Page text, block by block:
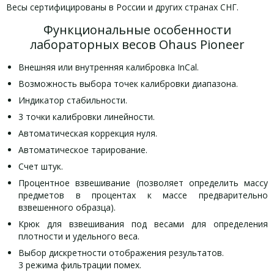
Весы сертифицированы в России и других странах СНГ.
Функциональные особенности
лабораторных весов Ohaus Pioneer
Внешняя или внутренняя калибровка InCal.
Возможность выбора точек калибровки диапазона.
Индикатор стабильности.
3 точки калибровки линейности.
Автоматическая коррекция нуля.
Автоматическое тарирование.
Счет штук.
Процентное взвешивание (позволяет определить массу
предметов в процентах к массе предварительно
взвешенного образца).
Крюк для взвешивания под весами для определения
плотности и удельного веса.
Выбор дискретности отображения результатов.
3 режима фильтрации помех.